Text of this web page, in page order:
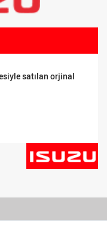
satılan orjinal